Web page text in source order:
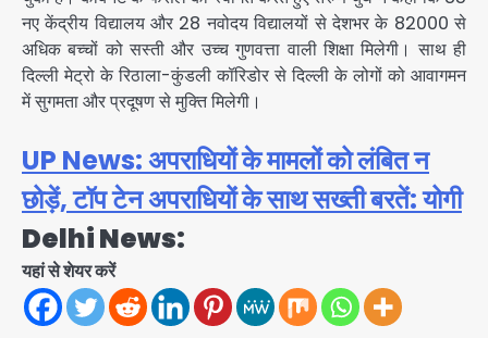
नए केंद्रीय विद्यालय और 28 नवोदय विद्यालयों से देशभर के 82000 से
अधिक बच्चों को सस्ती और उच्च गुणवत्ता वाली शिक्षा मिलेगी। साथ ही
दिल्ली मेट्रो के रिठाला-कुंडली कॉरिडोर से दिल्ली के लोगों को आवागमन
में सुगमता और प्रदूषण से मुक्ति मिलेगी।
UP News: अपराधियों के मामलों को लंबित न
छोड़ें, टॉप टेन अपराधियों के साथ सख्ती बरतें: योगी
Delhi News:
यहां से शेयर करें